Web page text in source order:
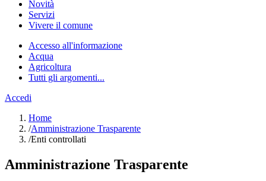
Novità
Servizi
Vivere il comune
Accesso all'informazione
Acqua
Agricoltura
Tutti gli argomenti...
Accedi
Home
/Amministrazione Trasparente
/Enti controllati
Amministrazione Trasparente